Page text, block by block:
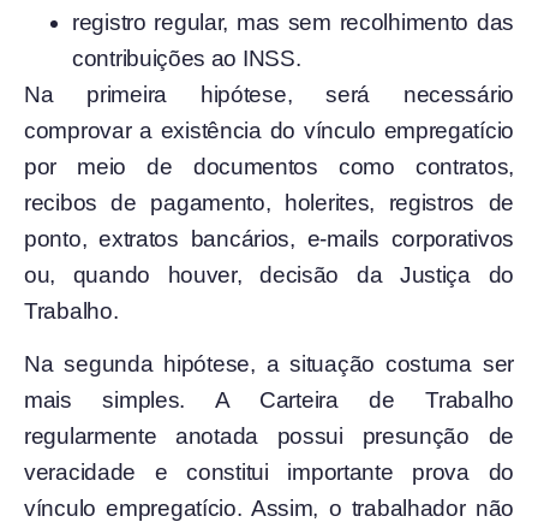
registro regular, mas sem recolhimento das
contribuições ao INSS.
Na primeira hipótese, será necessário
comprovar a existência do vínculo empregatício
por meio de documentos como contratos,
recibos de pagamento, holerites, registros de
ponto, extratos bancários, e-mails corporativos
ou, quando houver, decisão da Justiça do
Trabalho.
Na segunda hipótese, a situação costuma ser
mais simples. A Carteira de Trabalho
regularmente anotada possui presunção de
veracidade e constitui importante prova do
vínculo empregatício. Assim, o trabalhador não